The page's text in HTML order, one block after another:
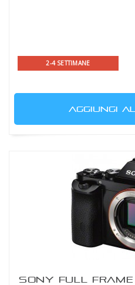
2-4 SETTIMANE
AGGIUNGI
SONY FULL